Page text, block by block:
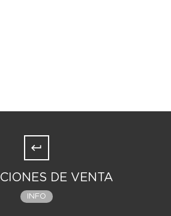
DE VENTA
INFO